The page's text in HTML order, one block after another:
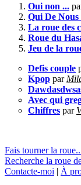
Oui non ...
Qui De Nous
La roue des
Roue du
Jeu de la
Defis couple
Kpop par
Avec qui
Chiffres par
Fais tourner la
Recherche la roue
Contacte-moi | À